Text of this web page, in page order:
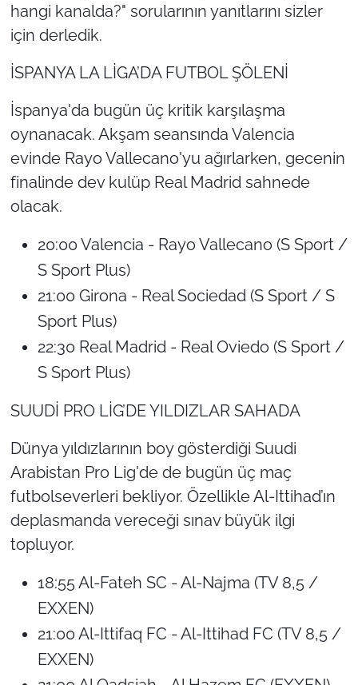
hangi kanalda?" sorularının yanıtlarını sizler
için derledik.
İSPANYA LA LİGA’DA FUTBOL ŞÖLENİ
İspanya'da bugün üç kritik karşılaşma
oynanacak. Akşam seansında Valencia
evinde Rayo Vallecano'yu ağırlarken, gecenin
finalinde dev kulüp Real Madrid sahnede
olacak.
20:00 Valencia - Rayo Vallecano (S Sport /
S Sport Plus)
21:00 Girona - Real Sociedad (S Sport / S
Sport Plus)
22:30 Real Madrid - Real Oviedo (S Sport /
S Sport Plus)
SUUDİ PRO LİG’DE YILDIZLAR SAHADA
Dünya yıldızlarının boy gösterdiği Suudi
Arabistan Pro Lig'de de bugün üç maç
futbolseverleri bekliyor. Özellikle Al-Ittihad’ın
deplasmanda vereceği sınav büyük ilgi
topluyor.
18:55 Al-Fateh SC - Al-Najma (TV 8,5 /
EXXEN)
21:00 Al-Ittifaq FC - Al-Ittihad FC (TV 8,5 /
EXXEN)